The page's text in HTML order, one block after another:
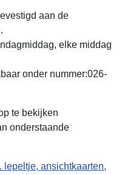
aan de
elke middag
onder nummer:026-
te bekijken
onderstaande
lepeltje, ansichtkaarten,